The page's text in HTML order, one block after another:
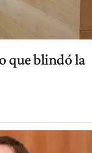
que blindó la